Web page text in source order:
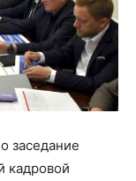
заседание
кадровой